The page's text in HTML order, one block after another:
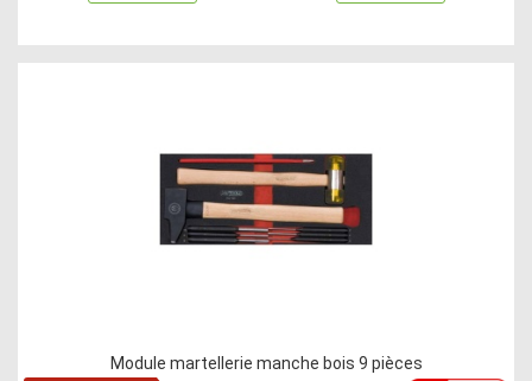
Module martellerie manche bois 9 pièces